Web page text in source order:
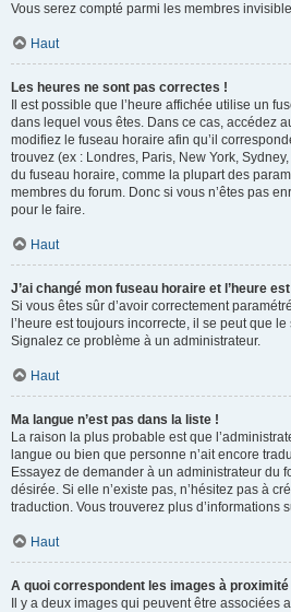
Vous serez compté parmi les membres
Haut
Les heures ne sont pas correctes !
Il est possible que l’heure affichée utilise un
dans lequel vous êtes. Dans ce cas, accédez
modifiez le fuseau horaire afin qu’il
trouvez (ex : Londres, Paris, New York,
du fuseau horaire, comme la plupart des
membres du forum. Donc si vous n’êtes pas
pour le faire.
Haut
J’ai changé mon fuseau horaire et l’heure
Si vous êtes sûr d’avoir correctement
l’heure est toujours incorrecte, il se peut que
Signalez ce problème à un administrateur.
Haut
Ma langue n’est pas dans la liste !
La raison la plus probable est que
langue ou bien que personne n’ait encore
Essayez de demander à un administrateur du
désirée. Si elle n’existe pas, n’hésitez pas à
traduction. Vous trouverez plus d’informations
Haut
A quoi correspondent les images à proximité
Il y a deux images qui peuvent être associées